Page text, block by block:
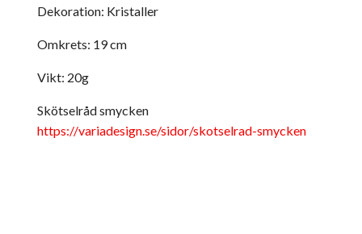
Dekoration: Kristaller
Omkrets: 19 cm
Vikt: 20g
Skötselråd smycken
https://variadesign.se/sidor/skotselrad-smycken